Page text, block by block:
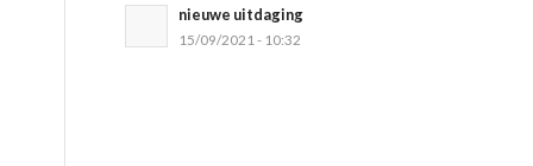
nieuwe uitdaging
15/09/2021 - 10:32